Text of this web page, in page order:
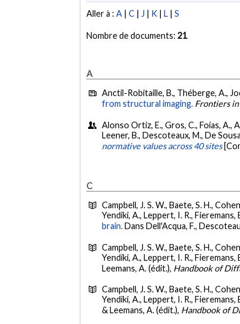
Aller à :A |C | J | K |L |S
Nombre de documents:21
A
Anctil-Robitaille, B., Théberge, A.,
from structural imaging. Frontiers
Alonso Ortiz, E., Gros, C., Foias, A.,
Leener, B., Descoteaux, M., De
normative values across 40 sites
C
Campbell, J. S. W., Baete, S. H.,
Yendiki, A., Leppert, I. R., Fieremans,
brain.Dans Dell'Acqua, F.,
Campbell, J. S. W., Baete, S. H.,
Yendiki, A., Leppert, I. R., Fieremans,
Leemans, A. (édit.), Handbook of
Campbell, J. S. W., Baete, S. H.,
Yendiki, A., Leppert, I. R., Fieremans,
& Leemans, A. (édit.), Handbook of